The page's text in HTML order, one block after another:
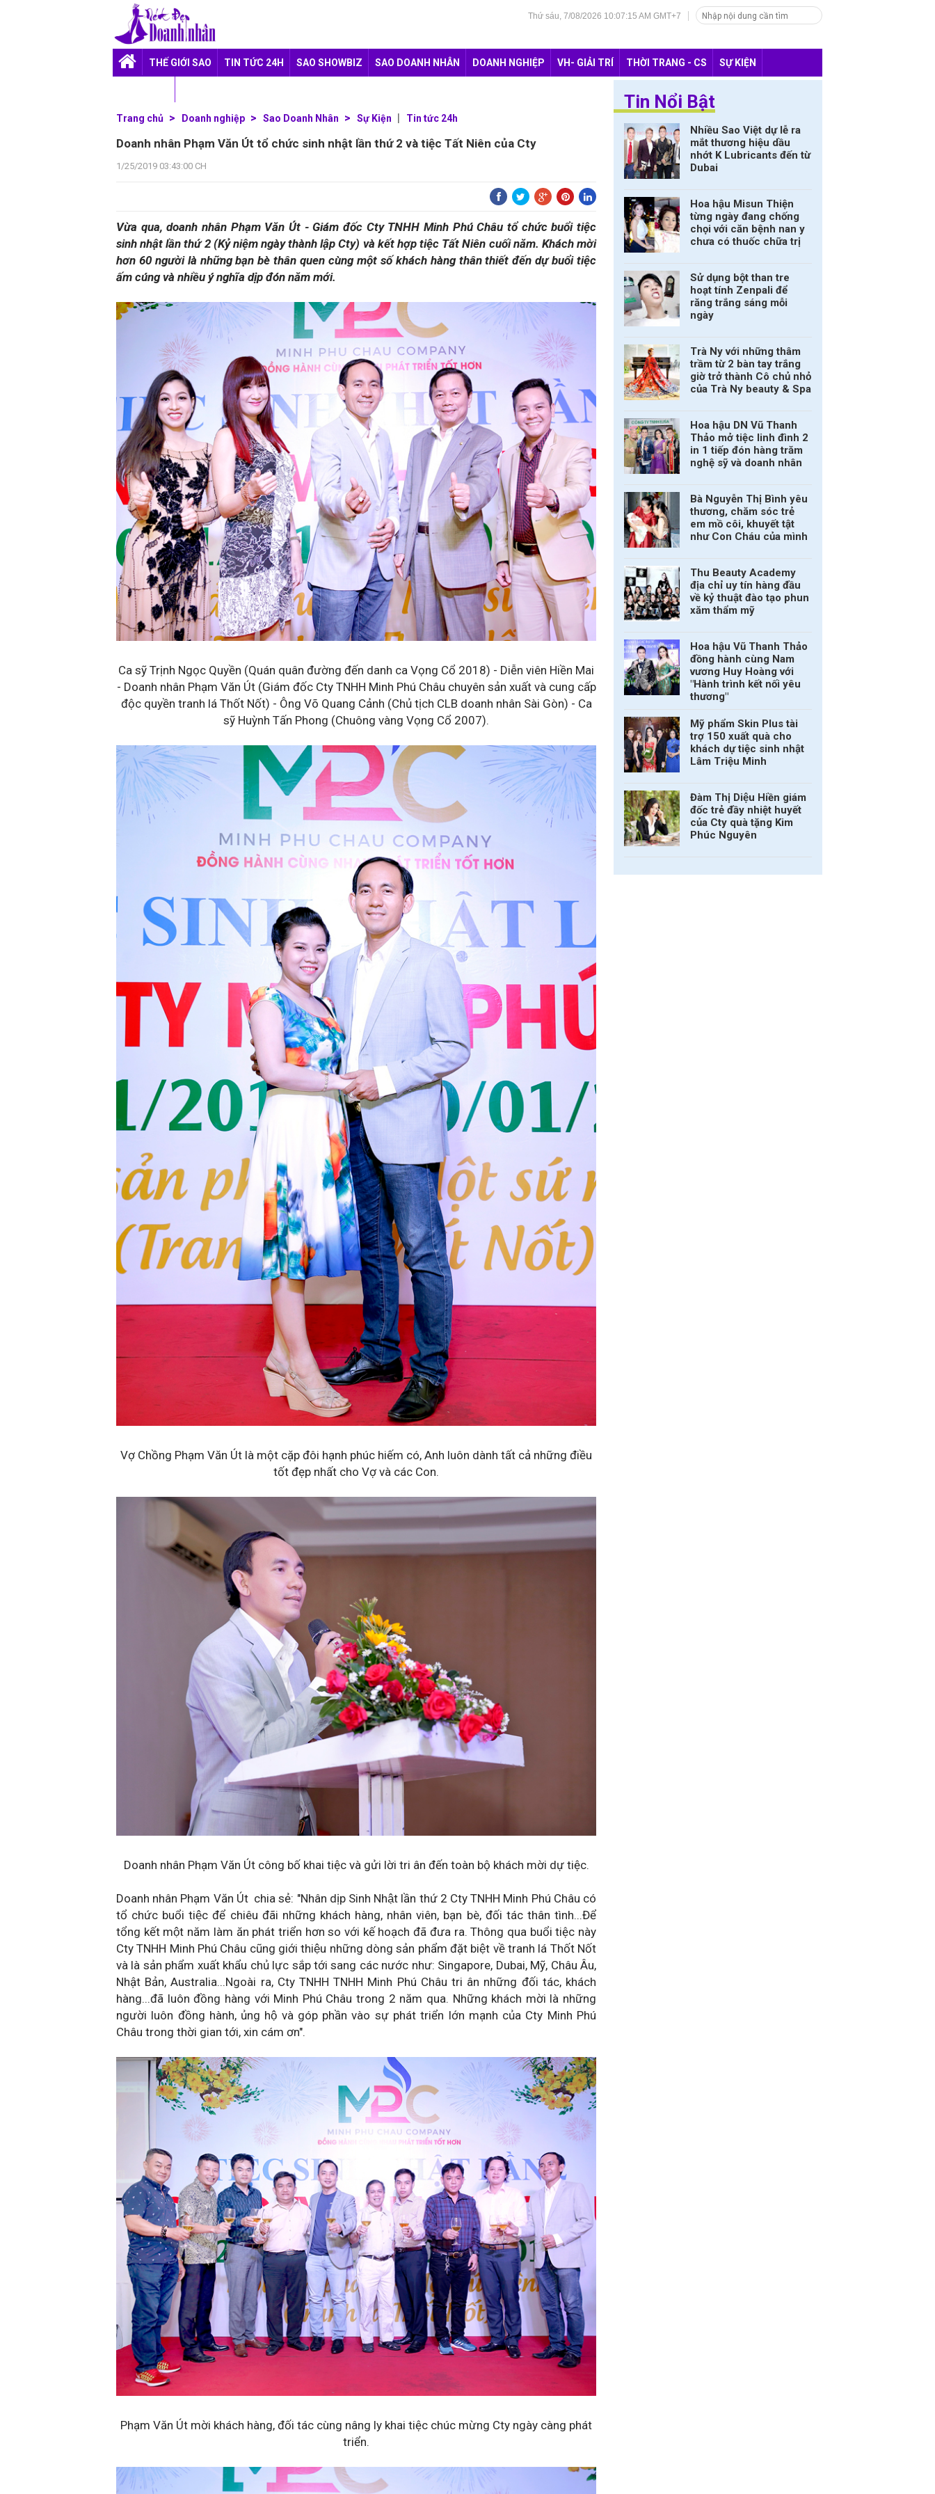
Thứ sáu, 7/08/2026 10:07:17 AM GMT+7
THẾ GIỚI SAO TIN TỨC 24H SAO SHOWBIZ SAO DOANH NHÂN DOANH NGHIỆP VH- GIẢI TRÍ THỜI TRANG - CS SỰ KIỆN
Trang chủ Doanh nghiệp Sao Doanh Nhân Sự Kiện Tin tức 24h
Doanh nhân Phạm Văn Út tổ chức sinh nhật lần thứ 2 và tiệc Tất Niên của Cty
1/25/2019 03:43:00 CH
Vừa qua, doanh nhân Phạm Văn Út - Giám đốc Cty TNHH Minh Phú Châu tổ chức buổi tiệc
sinh nhật lần thứ 2 (Kỷ niệm ngày thành lập Cty) và kết hợp tiệc Tất Niên cuối năm. Khách mời
hơn 60 người là những bạn bè thân quen cùng một số khách hàng thân thiết đến dự buổi tiệc
ấm cúng và nhiều ý nghĩa dịp đón năm mới.
Ca sỹ Trịnh Ngọc Quyền (Quán quân đường đến danh ca Vọng Cổ 2018) - Diễn viên Hiền Mai
- Doanh nhân Phạm Văn Út (Giám đốc Cty TNHH Minh Phú Châu chuyên sản xuất và cung cấp
độc quyền tranh lá Thốt Nốt) - Ông Võ Quang Cảnh (Chủ tịch CLB doanh nhân Sài Gòn) - Ca
sỹ Huỳnh Tấn Phong (Chuông vàng Vọng Cổ 2007).
Vợ Chồng Phạm Văn Út là một cặp đôi hạnh phúc hiếm có, Anh luôn dành tất cả những điều
tốt đẹp nhất cho Vợ và các Con.
Doanh nhân Phạm Văn Út công bố khai tiệc và gửi lời tri ân đến toàn bộ khách mời dự tiệc.
Doanh nhân Phạm Văn Útchia sẻ: "Nhân dịp Sinh Nhật lần thứ 2 Cty TNHH Minh Phú Châu có
tổ chức buổi tiệc để chiêu đãi những khách hàng, nhân viên, bạn bè, đối tác thân tình...Để
tổng kết một năm làm ăn phát triển hơn so với kế hoạch đã đưa ra. Thông qua buổi tiệc này
Cty TNHH Minh Phú Châu cũng giới thiệu những dòng sản phẩm đặt biệt về tranh lá Thốt Nốt
và là sản phẩm xuất khẩu chủ lực sắp tới sang các nước như: Singapore, Dubai, Mỹ, Châu Âu,
Nhật Bản, Australia...Ngoài ra, Cty TNHH TNHH Minh Phú Châu tri ân những đối tác, khách
hàng...đã luôn đồng hàng với Minh Phú Châu trong 2 năm qua. Những khách mời là những
người luôn đồng hành, ủng hộ và góp phần vào sự phát triển lớn mạnh của Cty Minh Phú
Châu trong thời gian tới, xin cám ơn".
Phạm Văn Út mời khách hàng, đối tác cùng nâng ly khai tiệc chúc mừng Cty ngày càng phát
triển.
Tin Nổi Bật
Nhiều Sao Việt dự lễ ra
mắt thương hiệu dầu
nhớt K Lubricants đến từ
Dubai
Hoa hậu Misun Thiện
từng ngày đang chống
chọi với căn bệnh nan y
chưa có thuốc chữa trị
Sử dụng bột than tre
hoạt tính Zenpali để
răng trắng sáng mỗi
ngày
Trà Ny với những thâm
trầm từ 2 bàn tay trắng
giờ trở thành Cô chủ nhỏ
của Trà Ny beauty & Spa
Hoa hậu DN Vũ Thanh
Thảo mở tiệc linh đình 2
in 1 tiếp đón hàng trăm
nghệ sỹ và doanh nhân
Bà Nguyễn Thị Bình yêu
thương, chăm sóc trẻ
em mồ côi, khuyết tật
như Con Cháu của mình
Thu Beauty Academy
địa chỉ uy tín hàng đầu
về kỷ thuật đào tạo phun
xăm thẩm mỹ
Hoa hậu Vũ Thanh Thảo
đồng hành cùng Nam
vương Huy Hoàng với
"Hành trình kết nối yêu
thương"
Mỹ phẩm Skin Plus tài
trợ 150 xuất quà cho
khách dự tiệc sinh nhật
Lâm Triệu Minh
Đàm Thị Diệu Hiền giám
đốc trẻ đầy nhiệt huyết
của Cty quà tặng Kim
Phúc Nguyên